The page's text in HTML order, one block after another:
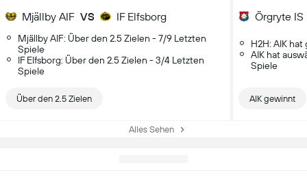
Mjällby AIF VS IF Elfsborg
Mjällby AIF: Über den 2.5 Zielen - 7/9 Letzten
Spiele
IF Elfsborg: Über den 2.5 Zielen - 3/4 Letzten
Spiele
Über den 2.5 Zielen
Örgryte IS
H2H: AIK
AIK hat
Spiele
AIK gewinnt
Alles Sehen